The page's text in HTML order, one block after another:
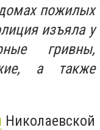
пожилых
изъяла у
гривны,
а также
Николаевской